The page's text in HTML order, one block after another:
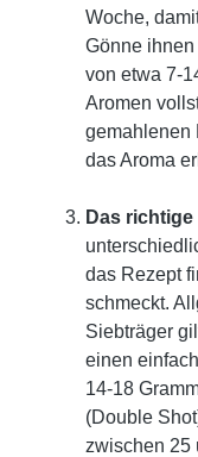
Woche,
Gönne
von etwa 7-
Aromen
gemahlenen
das Aroma
Das richtige
das Rezept
schmeckt.
Siebträger
einen
14-18
(Double
zwischen 25